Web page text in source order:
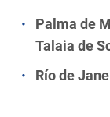
Palma de
Talaia de
Río de